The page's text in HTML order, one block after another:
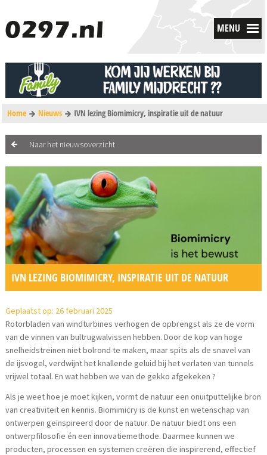
MENU
Home Nieuws IVN lezing Biomimicry, inspiratie uit de natuur
Naar het nieuwsoverzicht
IVN LEZING BIOMIMICRY, INSPIRATIE UIT DE NATUUR
Geplaatst op: 26 februari 2025
Rotorbladen van windturbines verhogen de opbrengst als ze de vorm
van de vinnen van bultrugwalvissen hebben. Door de kop van hoge
snelheidstreinen niet bolrond te maken, maar spits als de snavel van
de ijsvogel, verdwijnt het knallende geluid bij het verlaten van tunnels
vrijwel totaal. En wat hebben we van de gekko afgekeken ?
Als je weet hoe je moet kijken, vormt de natuur een onuitputtelijke bron
van creativiteit en kennis. Biomimicry is de kunst en wetenschap van
ontwerpen geïnspireerd door de natuur. De natuur biedt ons een
ontwerpfilosofie én een innovatiemethode. Daarmee kunnen we
producten, processen en systemen creëren die inspirerend, effectief